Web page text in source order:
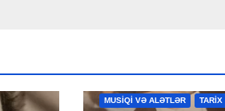
MAHNILAR MƏDƏNİYYƏT
MUSİQİ VƏ ALƏTLƏR TARİX